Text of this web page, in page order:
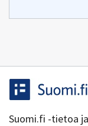
Suomi.fi -tietoa